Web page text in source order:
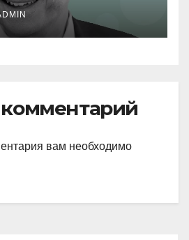
вам необходимо